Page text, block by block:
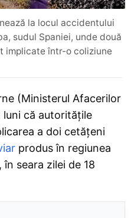
la locul accidentului
sudul Spaniei, unde două
implicate într-o coliziune
(Ministerul Afacerilor
luni că autoritățile
a doi cetățeni
produs în regiunea
seara zilei de 18